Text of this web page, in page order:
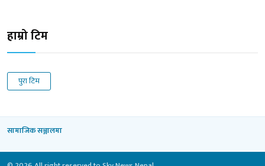
हाम्रो टिम
पुरा टिम
सामाजिक सञ्जालमा